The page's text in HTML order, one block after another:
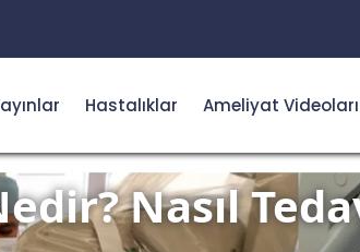
Hastalıklar Ameliyat Videoları
Nasıl